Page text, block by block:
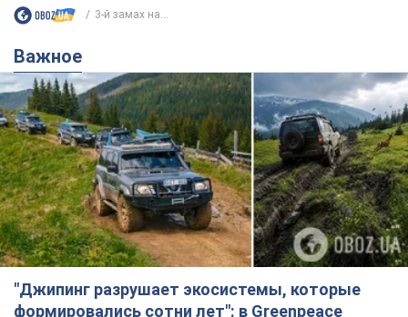
3-й замах на...
Важное
"Джипинг разрушает экосистемы, которые
формировались сотни лет": в Greenpeace